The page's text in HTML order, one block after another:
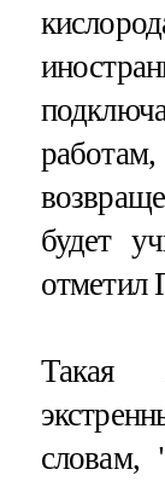
будет
отметил
словам,